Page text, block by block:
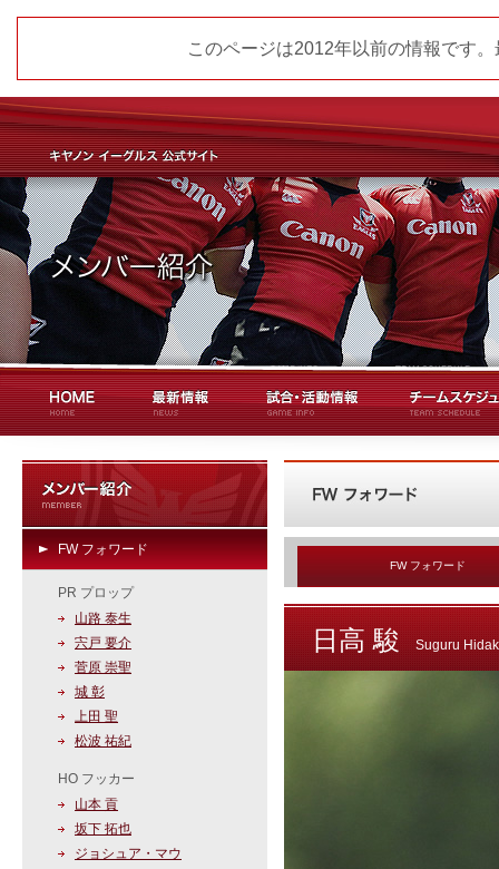
このページは2012年以前の情報です
FW フォワード
PR プロップ
山路 泰生
宍戸 要介
菅原 崇聖
城 彰
上田 聖
松波 祐紀
HO フッカー
山本 貢
坂下 拓也
ジョシュア・マウ
FW フォワード
日高 駿 Suguru